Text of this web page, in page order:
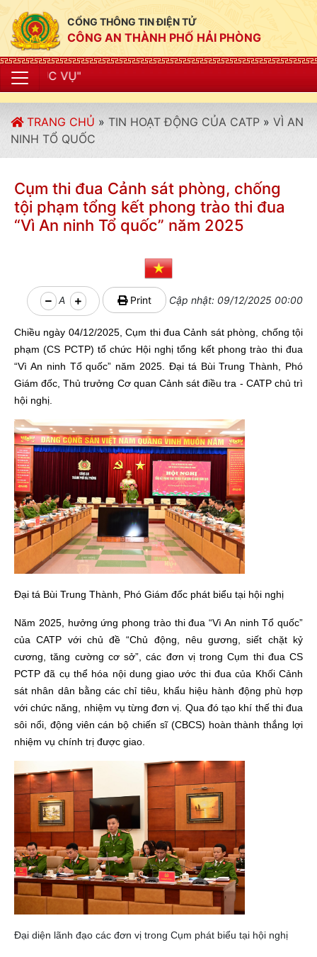
CỔNG THÔNG TIN ĐIỆN TỬ
CÔNG AN THÀNH PHỐ HẢI PHÒNG
TRANG CHỦ » TIN HOẠT ĐỘNG CỦA CATP » VÌ AN
NINH TỔ QUỐC
Cụm thi đua Cảnh sát phòng, chống
tội phạm tổng kết phong trào thi đua
“Vì An ninh Tổ quốc” năm 2025
A Print Cập nhật: 09/12/2025 00:00
Chiều ngày 04/12/2025, Cụm thi đua Cảnh sát phòng, chống tội
phạm (CS PCTP) tổ chức Hội nghị tổng kết phong trào thi đua
“Vì An ninh Tổ quốc” năm 2025. Đại tá Bùi Trung Thành, Phó
Giám đốc, Thủ trưởng Cơ quan Cảnh sát điều tra - CATP chủ trì
hội nghị.
Đại tá Bùi Trung Thành, Phó Giám đốc phát biểu tại hội nghị
Năm 2025, hưởng ứng phong trào thi đua “Vì An ninh Tổ quốc”
của CATP với chủ đề “Chủ động, nêu gương, siết chặt kỷ
cương, tăng cường cơ sở”, các đơn vị trong Cụm thi đua CS
PCTP đã cụ thể hóa nội dung giao ước thi đua của Khối Cảnh
sát nhân dân bằng các chỉ tiêu, khẩu hiệu hành động phù hợp
với chức năng, nhiệm vụ từng đơn vị. Qua đó tạo khí thế thi đua
sôi nổi, động viên cán bộ chiến sĩ (CBCS) hoàn thành thắng lợi
nhiệm vụ chính trị được giao.
Đại diện lãnh đạo các đơn vị trong Cụm phát biểu tại hội nghị